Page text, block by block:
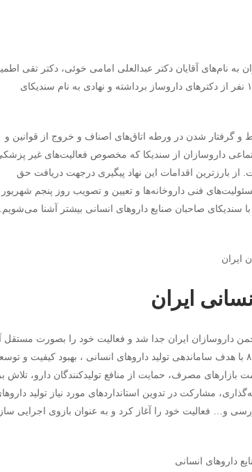
تهران به نام‌های آقایان دکتر عبدالعلی امامی خوئی، دکتر تقی
دکتر غیاث الدین جزایری و دکتر سعید اعتصامی اولین گام را با حضور ۱۵ نفر از دکترهای داروساز برداشته و نهادی به نام سندیکای
سقوط و گرفتار شدن در ورطه اتاق‌های اصناف و خروج از قوانین و
داروسازان از سندیکا که مخصوص فعالیت‌های غیر
از بارزترین اقدامات این نهاد پیگیری درجهت دریافت حق
فنی داروخانه‌ها و تعیین و تصویب روز پنجم شهریور
سندیکای صاحبان صنایع داروهای انسانی بیشتر آشنا می‌شویم.
ایران
داروسازان ایران جدا شد و فعالیت خود را بصورت مستقل
کرد. این سندیکا یکی از قدیمی‌ترین سندیکاهای صنعتی است. از سال ۸۴ با هدف ساماندهی تولید داروهای انسانی ، بهبود کیفیت و
مصرف، حمایت از منافع تولیدکنندگان دارو، تلاش
مشاركت در تدوين استانداردهای مورد نياز توليد
و… فعالیت خود را آغاز کرد و به عنوان بازوی اجرایی